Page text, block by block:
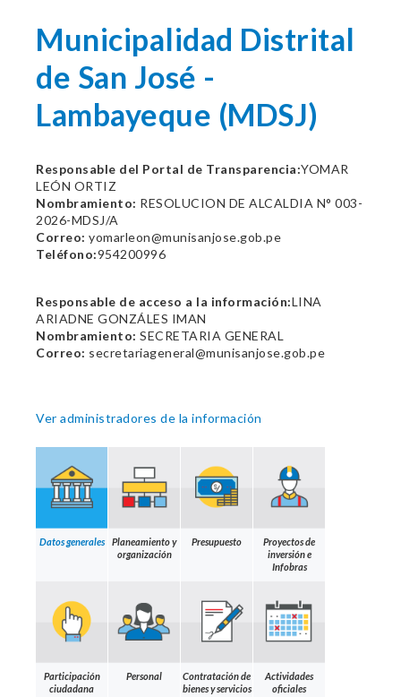
Municipalidad Distrital
de San José -
Lambayeque (MDSJ)
Responsable del Portal de Transparencia:YOMAR
LEÓN ORTIZ
Nombramiento: RESOLUCION DE ALCALDIA N° 003-
2026-MDSJ/A
Correo: yomarleon@munisanjose.gob.pe
Teléfono:954200996
Responsable de acceso a la información:LINA
ARIADNE GONZÁLES IMAN
Nombramiento: SECRETARIA GENERAL
Correo: secretariageneral@munisanjose.gob.pe
Ver administradores de la información
Datos generales
Planeamiento y
organización
Presupuesto
Proyectos de
inversión e
Infobras
Participación
ciudadana
Personal
Contratación de
bienes y servicios
Actividades
oficiales